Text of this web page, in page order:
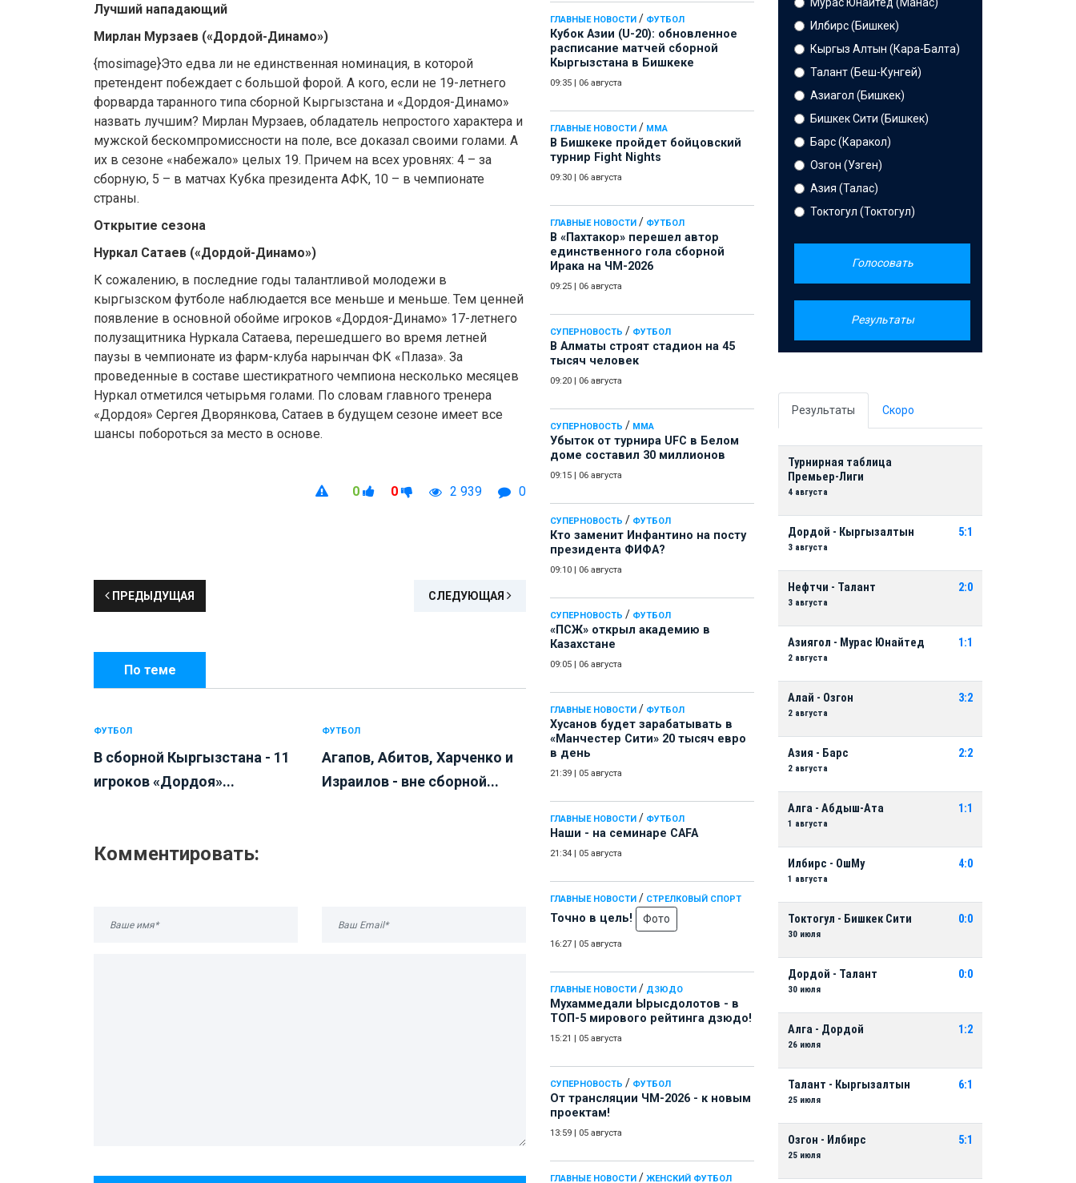
ГЛАВНЫЕ НОВОСТИ / ФУТБОЛ
Кубок Азии (U-20): обновленное
расписание матчей сборной
Кыргызстана в Бишкеке
09:35 06 августа
ГЛАВНЫЕ НОВОСТИ / ММА
В Бишкеке пройдет бойцовский
турнир Fight Nights
09:30 06 августа
ГЛАВНЫЕ НОВОСТИ / ФУТБОЛ
В «Пахтакор» перешел автор
единственного гола сборной
Ирака на ЧМ-2026
09:25 06 августа
СУПЕРНОВОСТЬ / ФУТБОЛ
В Алматы строят стадион на 45
тысяч человек
09:20 06 августа
СУПЕРНОВОСТЬ / ММА
Убыток от турнира UFC в Белом
доме составил 30 миллионов
09:15 06 августа
СУПЕРНОВОСТЬ / ФУТБОЛ
Кто заменит Инфантино на посту
президента ФИФА?
09:10 06 августа
СУПЕРНОВОСТЬ / ФУТБОЛ
«ПСЖ» открыл академию в
Казахстане
09:05 06 августа
ГЛАВНЫЕ НОВОСТИ / ФУТБОЛ
Хусанов будет зарабатывать в
«Манчестер Сити» 20 тысяч евро
в день
21:39 05 августа
ГЛАВНЫЕ НОВОСТИ / ФУТБОЛ
Наши - на семинаре СAFA
21:34 05 августа
ГЛАВНЫЕ НОВОСТИ / СТРЕЛКОВЫЙ СПОРТ
Точно в цель! Фото
16:27 05 августа
ГЛАВНЫЕ НОВОСТИ / ДЗЮДО
Мухаммедали Ырысдолотов - в
ТОП-5 мирового рейтинга дзюдо!
15:21 05 августа
СУПЕРНОВОСТЬ / ФУТБОЛ
От трансляции ЧМ-2026 - к новым
проектам!
13:59 05 августа
ГЛАВНЫЕ НОВОСТИ / ЖЕНСКИЙ ФУТБОЛ
Лучший нападающий
Мирлан Мурзаев («Дордой-Динамо»)
{mosimage}Это едва ли не единственная номинация, в которой
претендент побеждает с большой форой. А кого, если не 19-летнего
форварда таранного типа сборной Кыргызстана и «Дордоя-Динамо»
назвать лучшим? Мирлан Мурзаев, обладатель непростого характера и
мужской бескомпромиссности на поле, все доказал своими голами. А
их в сезоне «набежало» целых 19. Причем на всех уровнях: 4 – за
сборную, 5 – в матчах Кубка президента АФК, 10 – в чемпионате
страны.
Открытие сезона
Нуркал Сатаев («Дордой-Динамо»)
К сожалению, в последние годы талантливой молодежи в
кыргызском футболе наблюдается все меньше и меньше. Тем ценней
появление в основной обойме игроков «Дордоя-Динамо» 17-летнего
полузащитника Нуркала Сатаева, перешедшего во время летней
паузы в чемпионате из фарм-клуба нарынчан ФК «Плаза». За
проведенные в составе шестикратного чемпиона несколько месяцев
Нуркал отметился четырьмя голами. По словам главного тренера
«Дордоя» Сергея Дворянкова, Сатаев в будущем сезоне имеет все
шансы побороться за место в основе.
0 0 2 939 0
ПРЕДЫДУЩАЯ СЛЕДУЮЩАЯ
По теме
ФУТБОЛ
В сборной Кыргызстана - 11
игроков «Дордоя»...
ФУТБОЛ
Агапов, Абитов, Харченко и
Израилов - вне сборной...
Комментировать:
Илбирс (Бишкек)
Кыргыз Алтын (Кара-Балта)
Талант (Беш-Кунгей)
Азиагол (Бишкек)
Бишкек Сити (Бишкек)
Барс (Каракол)
Озгон (Узген)
Азия (Талас)
Токтогул (Токтогул)
Голосовать
Результаты
Результаты Скоро
Турнирная таблица
Премьер-Лиги
4 августа
Дордой - Кыргызалтын
3 августа
5:1
Нефтчи - Талант
3 августа
2:0
Азиягол - Мурас Юнайтед
2 августа
1:1
Алай - Озгон
2 августа
3:2
Азия - Барс
2 августа
2:2
Алга - Абдыш-Ата
1 августа
1:1
Илбирс - ОшМу
1 августа
4:0
Токтогул - Бишкек Сити
30 июля
0:0
Дордой - Талант
30 июля
0:0
Алга - Дордой
26 июля
1:2
Талант - Кыргызалтын
25 июля
6:1
Озгон - Илбирс
25 июля
5:1